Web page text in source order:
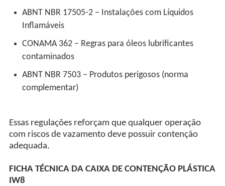
ABNT NBR 17505-2 – Instalações com Líquidos
Inflamáveis
CONAMA 362 – Regras para óleos lubrificantes
contaminados
ABNT NBR 7503 – Produtos perigosos (norma
complementar)
Essas regulações reforçam que qualquer operação
com riscos de vazamento deve possuir contenção
adequada.
FICHA TÉCNICA DA CAIXA DE CONTENÇÃO PLÁSTICA
IW8